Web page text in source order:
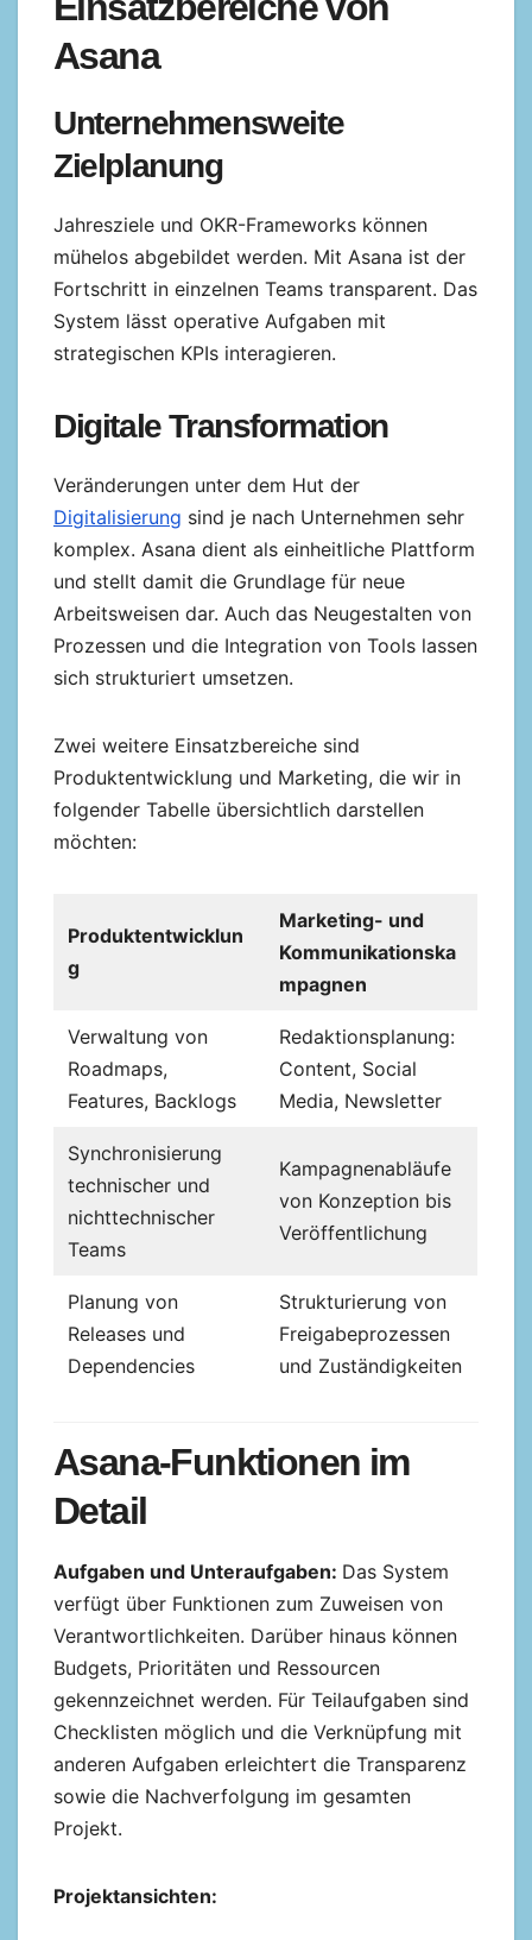
Asana
Unternehmensweite
Zielplanung
Jahresziele und OKR-Frameworks können
mühelos abgebildet werden. Mit Asana ist der
Fortschritt in einzelnen Teams transparent. Das
System lässt operative Aufgaben mit
strategischen KPIs interagieren.
Digitale Transformation
Veränderungen unter dem Hut der
Digitalisierung sind je nach Unternehmen sehr
komplex. Asana dient als einheitliche Plattform
und stellt damit die Grundlage für neue
Arbeitsweisen dar. Auch das Neugestalten von
Prozessen und die Integration von Tools lassen
sich strukturiert umsetzen.
Zwei weitere Einsatzbereiche sind
Produktentwicklung und Marketing, die wir in
folgender Tabelle übersichtlich darstellen
möchten:
Produktentwicklun
g
Marketing- und
Kommunikationska
mpagnen
Verwaltung von
Roadmaps,
Features, Backlogs
Redaktionsplanung:
Content, Social
Media, Newsletter
Synchronisierung
technischer und
nichttechnischer
Teams
Kampagnenabläufe
von Konzeption bis
Veröffentlichung
Planung von
Releases und
Dependencies
Strukturierung von
Freigabeprozessen
und Zuständigkeiten
Asana-Funktionen im
Detail
Aufgaben und Unteraufgaben: Das System
verfügt über Funktionen zum Zuweisen von
Verantwortlichkeiten. Darüber hinaus können
Budgets, Prioritäten und Ressourcen
gekennzeichnet werden. Für Teilaufgaben sind
Checklisten möglich und die Verknüpfung mit
anderen Aufgaben erleichtert die Transparenz
sowie die Nachverfolgung im gesamten
Projekt.
Projektansichten: